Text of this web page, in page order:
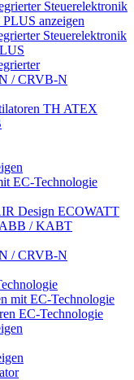
Steuerelektronik
anzeigen
Steuerelektronik
/ CRVB-N
TH ATEX
EC-Technologie
Design ECOWATT
/ KABT
/ CRVB-N
mit EC-Technologie
EC-Technologie